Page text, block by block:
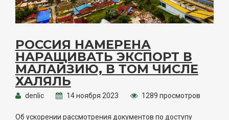
РОССИЯ НАМЕРЕНА
НАРАЩИВАТЬ ЭКСПОРТ В
МАЛАЙЗИЮ, В ТОМ ЧИСЛЕ
ХАЛЯЛЬ
denlic 14 ноября 2023 1289 просмотров
Об ускорении рассмотрения документов по доступу